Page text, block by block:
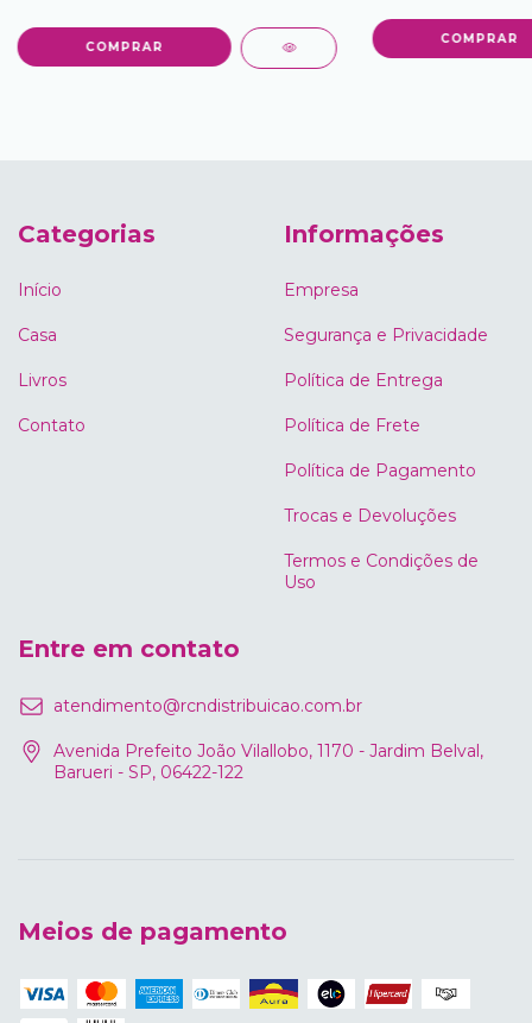
Categorias
Início
Casa
Livros
Contato
Informações
Empresa
Segurança e Privacidade
Política de Entrega
Política de Frete
Política de Pagamento
Trocas e Devoluções
Termos e Condições de
Uso
Entre em contato
atendimento@rcndistribuicao.com.br
Avenida Prefeito João Vilallobo, 1170 - Jardim Belval,
Barueri - SP, 06422-122
Meios de pagamento